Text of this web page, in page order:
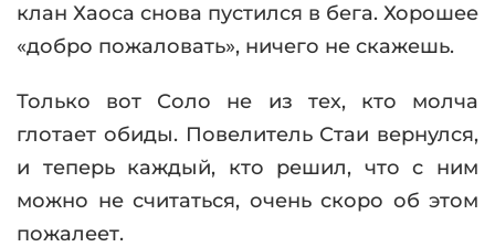
клан Хаоса снова пустился в бега. Хорошее
«добро пожаловать», ничего не скажешь.
Только вот Соло не из тех, кто молча
глотает обиды. Повелитель Стаи вернулся,
и теперь каждый, кто решил, что с ним
можно не считаться, очень скоро об этом
пожалеет.